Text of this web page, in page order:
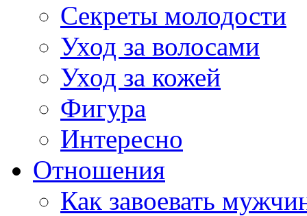
Секреты молодости
Уход за волосами
Уход за кожей
Фигура
Интересно
Отношения
Как завоевать